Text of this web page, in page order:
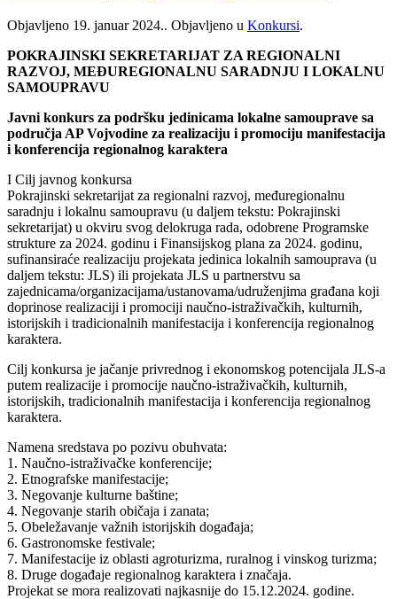
Objavljeno 19. januar 2024.. Objavljeno u Konkursi.
POKRAJINSKI SEKRETARIJAT ZA REGIONALNI
RAZVOJ, MEĐUREGIONALNU SARADNJU I LOKALNU
SAMOUPRAVU
Javni konkurs za podršku jedinicama lokalne samouprave sa
područja AP Vojvodine za realizaciju i promociju manifestacija
i konferencija regionalnog karaktera
I Cilj javnog konkursa
Pokrajinski sekretarijat za regionalni razvoj, međuregionalnu
saradnju i lokalnu samoupravu (u daljem tekstu: Pokrajinski
sekretarijat) u okviru svog delokruga rada, odobrene Programske
strukture za 2024. godinu i Finansijskog plana za 2024. godinu,
sufinansiraće realizaciju projekata jedinica lokalnih samouprava (u
daljem tekstu: JLS) ili projekata JLS u partnerstvu sa
zajednicama/organizacijama/ustanovama/udruženjima građana koji
doprinose realizaciji i promociji naučno-istraživačkih, kulturnih,
istorijskih i tradicionalnih manifestacija i konferencija regionalnog
karaktera.
Cilj konkursa je jačanje privrednog i ekonomskog potencijala JLS-a
putem realizacije i promocije naučno-istraživačkih, kulturnih,
istorijskih, tradicionalnih manifestacija i konferencija regionalnog
karaktera.
Namena sredstava po pozivu obuhvata:
1. Naučno-istraživačke konferencije;
2. Etnografske manifestacije;
3. Negovanje kulturne baštine;
4. Negovanje starih običaja i zanata;
5. Obeležavanje važnih istorijskih događaja;
6. Gastronomske festivale;
7. Manifestacije iz oblasti agroturizma, ruralnog i vinskog turizma;
8. Druge događaje regionalnog karaktera i značaja.
Projekat se mora realizovati najkasnije do 15.12.2024. godine.